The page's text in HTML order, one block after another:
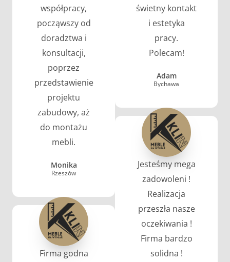
współpracy,
począwszy od
doradztwa i
konsultacji,
poprzez
przedstawienie
projektu
zabudowy, aż
do montażu
mebli.
Monika
Rzeszów
Firma godna
świetny kontakt
i estetyka
pracy.
Polecam!
Adam
Bychawa
Jesteśmy mega
zadowoleni !
Realizacja
przeszła nasze
oczekiwania !
Firma bardzo
solidna !